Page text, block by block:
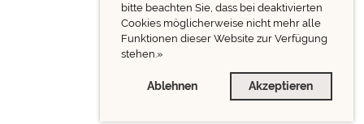
bitte beachten Sie, dass bei deaktivierten
Cookies möglicherweise nicht mehr alle
Funktionen dieser Website zur Verfügung
stehen.»
Ablehnen Akzeptieren